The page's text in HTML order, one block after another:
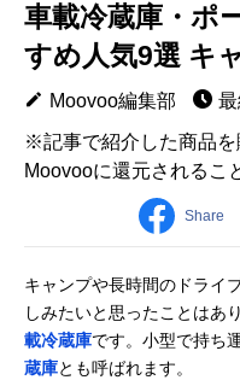
車載冷蔵庫・ポ
すめ人気9選 キ
Moovoo編集部
※記事で紹介した商品
Moovooに還元されるこ
Share
キャンプや長時間のドライ
しみたいと思ったことはあ
載冷蔵庫です。小型で持ち
蔵庫とも呼ばれます。